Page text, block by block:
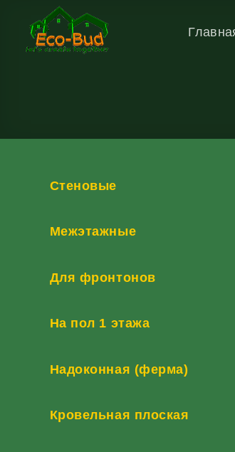
content
Стеновые
Межэтажные
Для фронтонов
На пол 1 этажа
Надоконная (ферма)
Кровельная плоская